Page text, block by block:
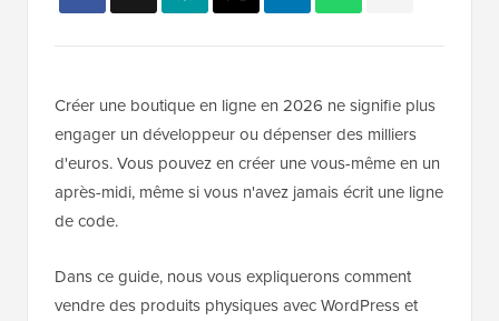
Créer une boutique en ligne en 2026 ne signifie plus
engager un développeur ou dépenser des milliers
d'euros. Vous pouvez en créer une vous-même en un
après-midi, même si vous n'avez jamais écrit une ligne
de code.
Dans ce guide, nous vous expliquerons comment
vendre des produits physiques avec WordPress et